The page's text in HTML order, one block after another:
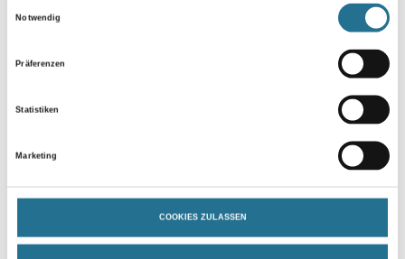
Notwendig
Präferenzen
Statistiken
Marketing
COOKIES ZULASSEN
Zur Farbauswahl für Ihren Wunschfarbton
Zur Weißware